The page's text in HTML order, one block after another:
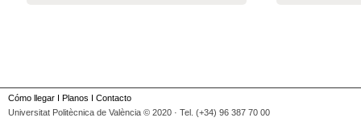
Cómo llegar I Planos I Contacto
Universitat Politècnica de València © 2020 · Tel. (+34) 96 387 70 00